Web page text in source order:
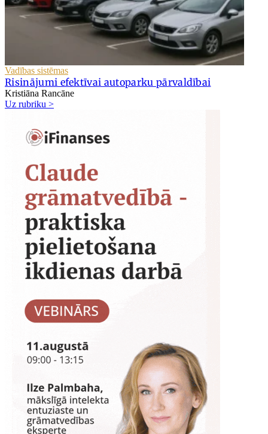
Vadības sistēmas
Risinājumi efektīvai autoparku pārvaldībai
Kristiāna Rancāne
Uz rubriku >